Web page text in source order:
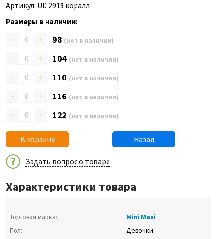
Артикул: UD 2919 коралл
Размеры в наличии:
– + 98 (нет в наличии)
– + 104 (нет в наличии)
– + 110 (нет в наличии)
– + 116 (нет в наличии)
– + 122 (нет в наличии)
В корзину Назад
Задать вопрос о товаре
Характеристики товара
Торговая марка:
Mini Maxi
Пол:
Девочки